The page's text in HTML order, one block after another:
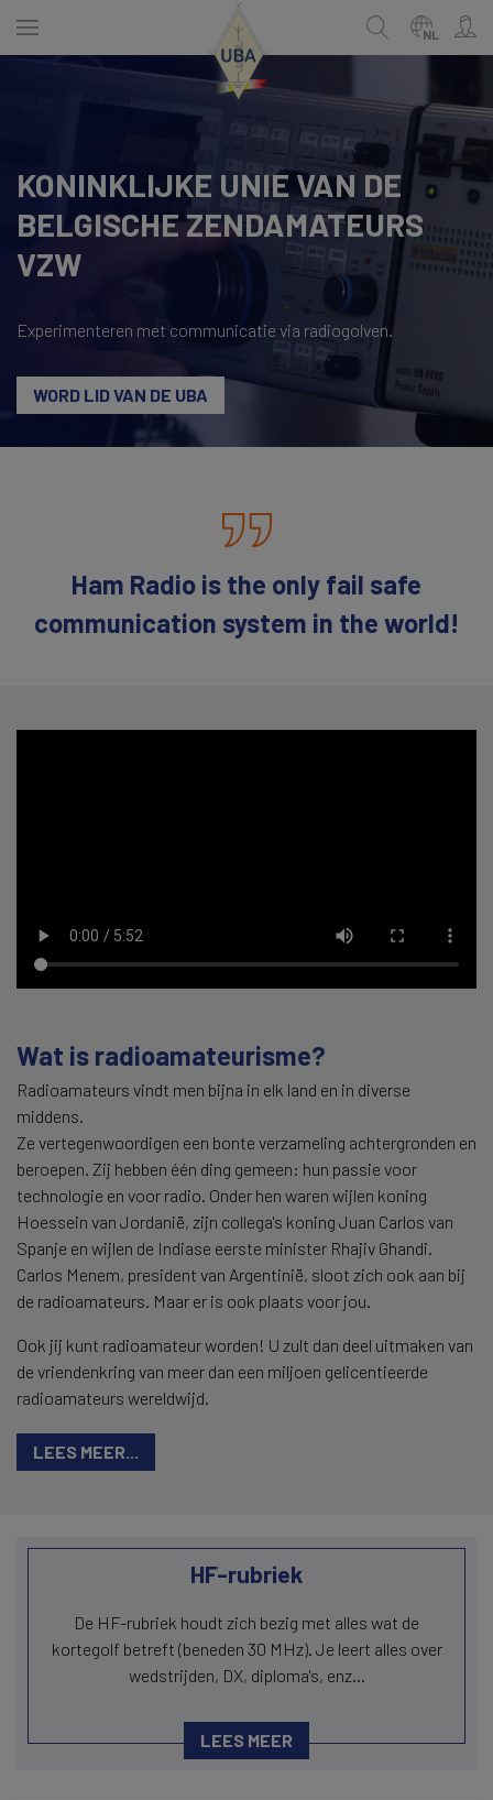
NL
NEDERLANDS
FRANÇAIS
Zoek
KONINKLIJKE UNIE VAN DE
BELGISCHE ZENDAMATEURS
VZW
Experimenteren met communicatie via radiogolven.
WORD LID VAN DE UBA
Ham Radio is the only fail safe
communication system in the world!
Wat is radioamateurisme?
Radioamateurs vindt men bijna in elk land en in diverse
middens.
Ze vertegenwoordigen een bonte verzameling achtergronden en
beroepen. Zij hebben één ding gemeen: hun passie voor
technologie en voor radio. Onder hen waren wijlen koning
Hoessein van Jordanië, zijn collega's koning Juan Carlos van
Spanje en wijlen de Indiase eerste minister Rhajiv Ghandi.
Carlos Menem, president van Argentinië, sloot zich ook aan bij
de radioamateurs. Maar er is ook plaats voor jou.
Ook jij kunt radioamateur worden! U zult dan deel uitmaken van
de vriendenkring van meer dan een miljoen gelicentieerde
radioamateurs wereldwijd.
LEES MEER...
HF-rubriek
De HF-rubriek houdt zich bezig met alles wat de
kortegolf betreft (beneden 30 MHz). Je leert alles over
wedstrijden, DX, diploma's, enz...
LEES MEER